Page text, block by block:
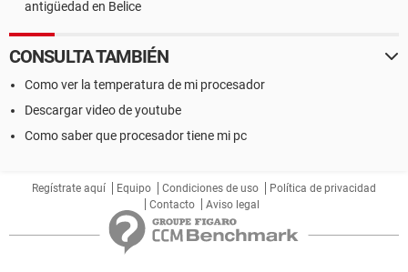
antigüedad en Belice
CONSULTA TAMBIÉN
Como ver la temperatura de mi procesador
Descargar video de youtube
Como saber que procesador tiene mi pc
Regístrate aquí Equipo Condiciones de uso
Política de privacidad
Contacto
Aviso legal